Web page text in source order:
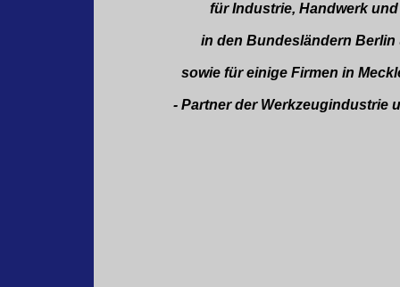
für Industrie, Handwerk
in den Bundesländern
sowie für einige Firmen in
- Partner der Werkzeugindustrie